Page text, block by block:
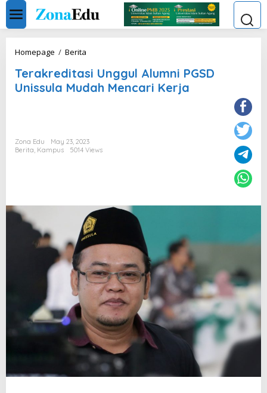
Skip
content
Homepage / Berita
Alumni
PGSD
Unissula
Terakreditasi Unggul Alumni PGSD
Unissula Mudah Mencari Kerja
Zona Edu
May 23, 2023
Berita, Kampus 5014 Views